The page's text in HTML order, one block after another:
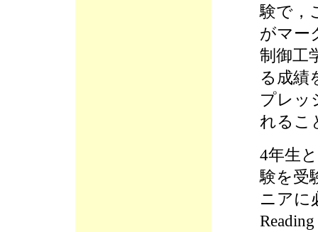
験で，
がマー
制御工
る成績
プレッ
れるこ
4年生
験を受
ニアに